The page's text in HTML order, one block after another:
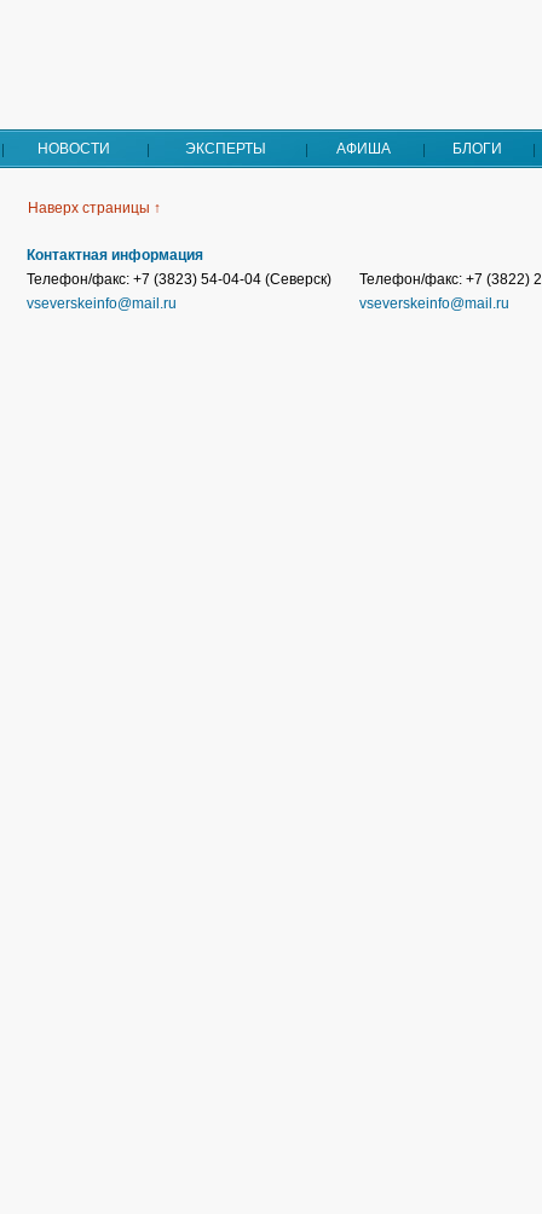
НОВОСТИ ЭКСПЕРТЫ АФИША БЛОГИ
Наверх страницы ↑
Контактная информация
Телефон/факс: +7 (3823) 54-04-04 (Северск)
vseverskeinfo@mail.ru
Телефон/факс: +7 (3822)
vseverskeinfo@mail.ru